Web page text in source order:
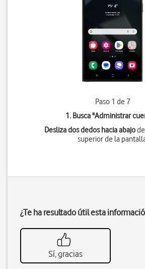
Paso 1 de 7
1. Busca "Administrar
Desliza dos dedos hacia abajo
superior de la
¿Te ha resultado útil esta
Sí, gracias